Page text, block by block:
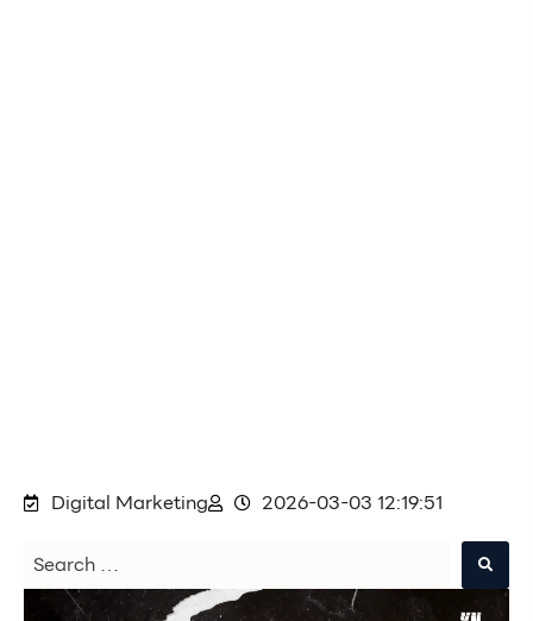
Digital Marketing 2026-03-03 12:19:51